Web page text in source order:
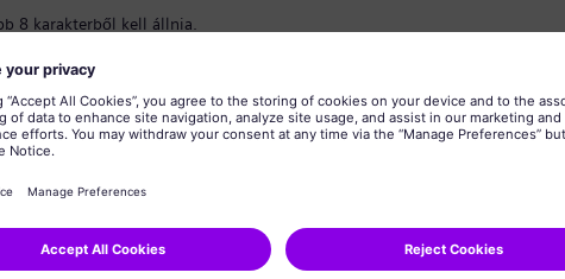
8 karakterből kell állnia.
személyes adatokat.
gyakran használt szavakat.
*